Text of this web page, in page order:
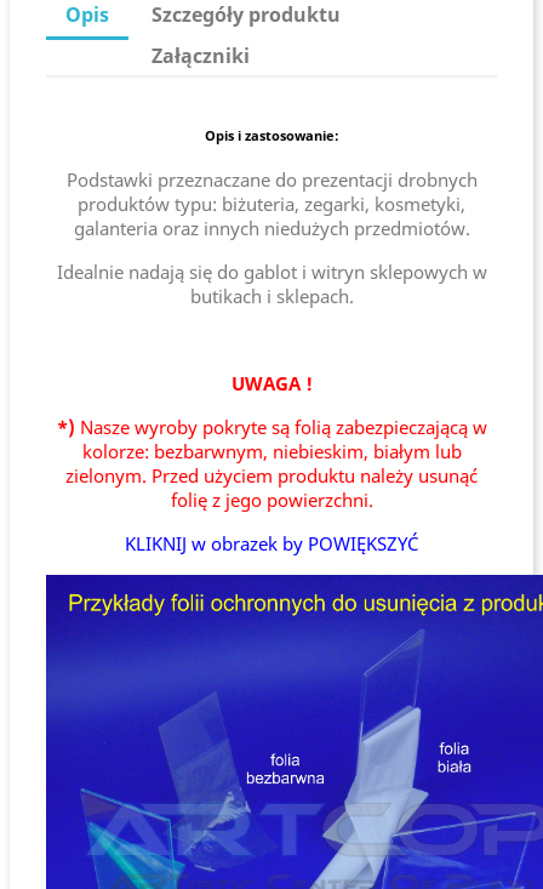
Opis
Szczegóły produktu
Załączniki
Opis i zastosowanie:
Podstawki przeznaczane do prezentacji drobnych
produktów typu: biżuteria, zegarki, kosmetyki,
galanteria oraz innych niedużych przedmiotów.
Idealnie nadają się do gablot i witryn sklepowych w
butikach i sklepach.
UWAGA !
*) Nasze wyroby pokryte są folią zabezpieczającą w
kolorze: bezbarwnym, niebieskim, białym lub
zielonym. Przed użyciem produktu należy usunąć
folię z jego powierzchni.
KLIKNIJ w obrazek by POWIĘKSZYĆ